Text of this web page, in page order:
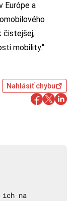
Európe a
čistejšej,
mobility.“
Nahlásiť chybu
ich na